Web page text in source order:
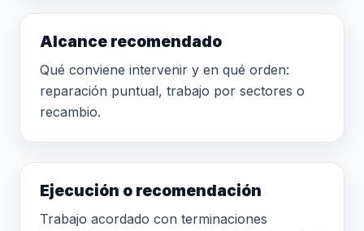
Alcance recomendado
Qué conviene intervenir y en qué orden:
reparación puntual, trabajo por sectores o
recambio.
Ejecución o recomendación
Trabajo acordado con terminaciones